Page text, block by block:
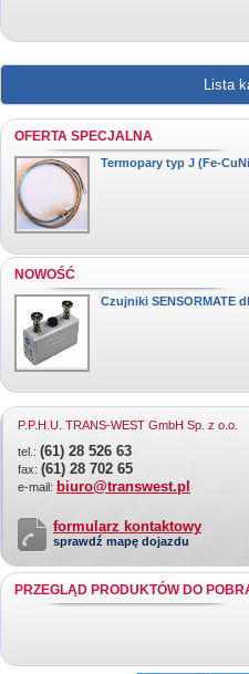
OFERTA SPECJALNA
Termopary typ J (Fe-
NOWOŚĆ
Czujniki SENSORMATE
P.P.H.U. TRANS-WEST GmbH Sp. z o.o.
tel.: (61) 28 526 63
fax: (61) 28 702 65
e-mail: biuro@transwest.pl
formularz kontaktowy
sprawdź mapę dojazdu
PRZEGLĄD PRODUKTÓW DO